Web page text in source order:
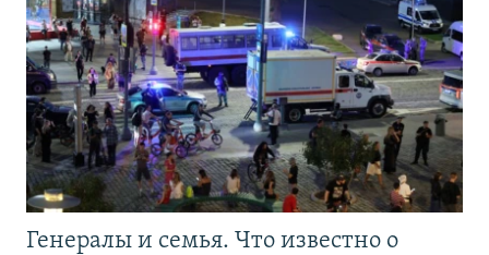
Генералы и семья. Что известно о